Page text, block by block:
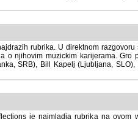
rubrika. U direktnom
o njihovim muzickim karijerama. Gro
SRB), Bill Kapelj (Ljubljana,
je najmladja rubrika na ovom